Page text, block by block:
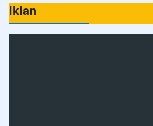
Iklan